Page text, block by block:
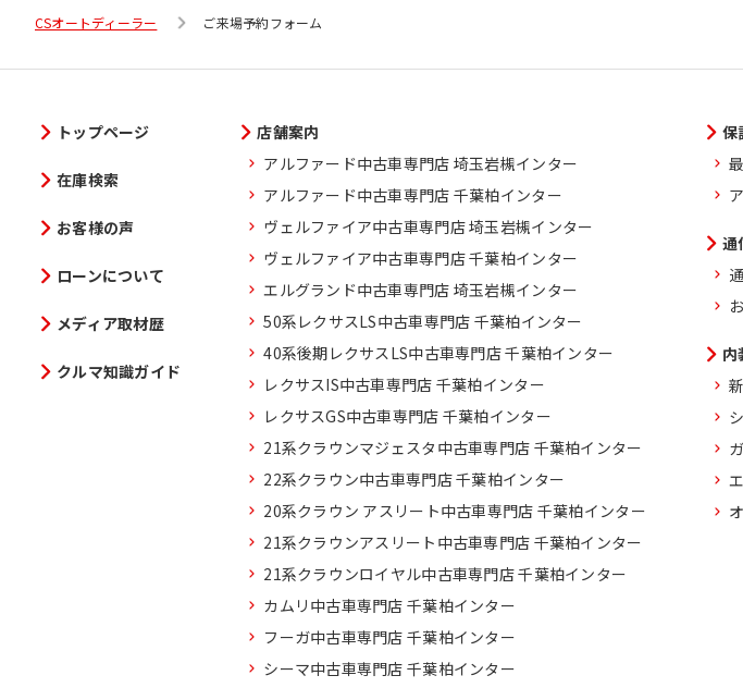
CSオートディーラー ご来場予約フォーム
トップページ
在庫検索
お客様の声
ローンについて
メディア取材歴
クルマ知識ガイド
店舗案内
アルファード中古車専門店 埼玉岩槻インター
アルファード中古車専門店 千葉柏インター
ヴェルファイア中古車専門店 埼玉岩槻インター
ヴェルファイア中古車専門店 千葉柏インター
エルグランド中古車専門店 埼玉岩槻インター
50系レクサスLS中古車専門店 千葉柏インター
40系後期レクサスLS中古車専門店 千葉柏インター
レクサスIS中古車専門店 千葉柏インター
レクサスGS中古車専門店 千葉柏インター
21系クラウンマジェスタ中古車専門店 千葉柏インター
22系クラウン中古車専門店 千葉柏インター
20系クラウン アスリート中古車専門店 千葉柏インター
21系クラウンアスリート中古車専門店 千葉柏インター
21系クラウンロイヤル中古車専門店 千葉柏インター
カムリ中古車専門店 千葉柏インター
フーガ中古車専門店 千葉柏インター
シーマ中古車専門店 千葉柏インター
保
通
内